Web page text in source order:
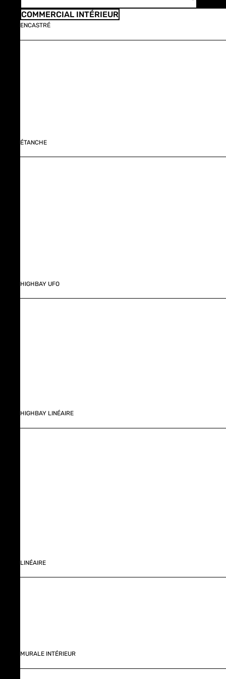
COMMERCIAL INTÉRIEUR
ENCASTRÉ
ÉTANCHE
HIGHBAY UFO
HIGHBAY LINÉAIRE
LINÉAIRE
MURALE INTÉRIEUR